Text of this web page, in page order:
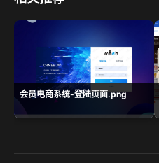
会员电商系统-登陆页面.png